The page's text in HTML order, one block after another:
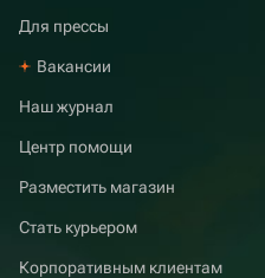
Для прессы
Вакансии
Наш журнал
Центр помощи
Разместить магазин
Стать курьером
Корпоративным клиентам